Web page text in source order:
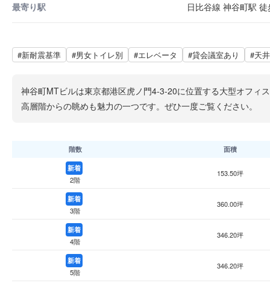
最寄り駅 日比谷線 神谷町駅
#新耐震基準 #男女トイレ別 #エレベータ #貸会議室あり #天
神谷町MTビルは東京都港区虎ノ門4-3-20に位置する大型オフィ
高層階からの眺めも魅力の一つです。ぜひ一度ご覧ください。
階数 面積
新着
2階
153.50坪
新着
3階
360.00坪
新着
4階
346.20坪
新着
5階
346.20坪